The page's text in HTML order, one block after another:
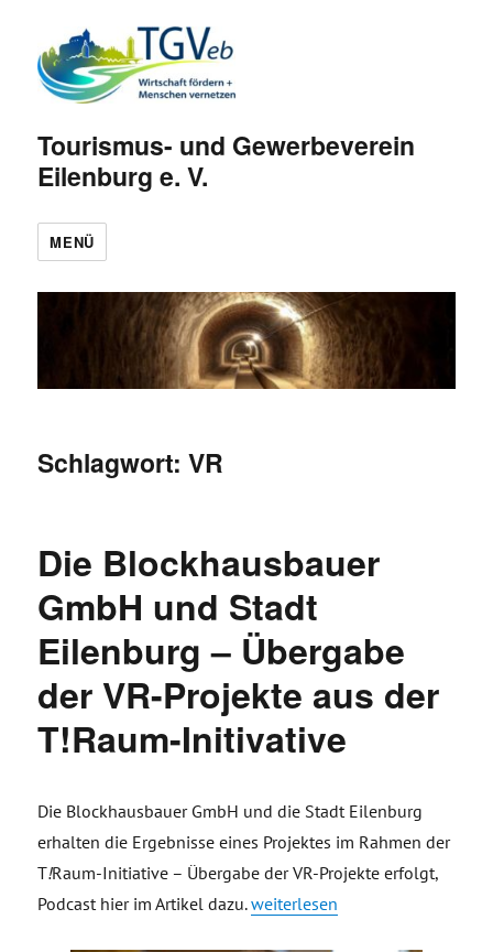
Tourismus- und Gewerbeverein
Eilenburg e. V.
MENÜ
Schlagwort:VR
Die Blockhausbauer
GmbH und Stadt
Eilenburg – Übergabe
der VR-Projekte aus der
T!Raum-Initivative
Die Blockhausbauer GmbH und die Stadt Eilenburg
erhalten die Ergebnisse eines Projektes im Rahmen der
T!Raum-Initiative – Übergabe der VR-Projekte erfolgt,
Podcast hier im Artikel dazu.„Die Blockhausbauer GmbH
weiterlesen